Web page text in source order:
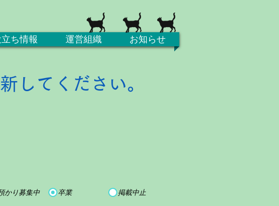
ち情報 運営組織 お知らせ
してください。
かり募集中 卒業 掲載中止